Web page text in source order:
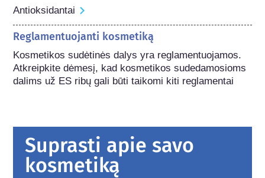
Antioksidantai
Reglamentuojanti kosmetiką
Kosmetikos sudėtinės dalys yra reglamentuojamos.
Atkreipkite dėmesį, kad kosmetikos sudedamosioms
dalims už ES ribų gali būti taikomi kiti reglamentai
Suprasti apie savo
kosmetiką